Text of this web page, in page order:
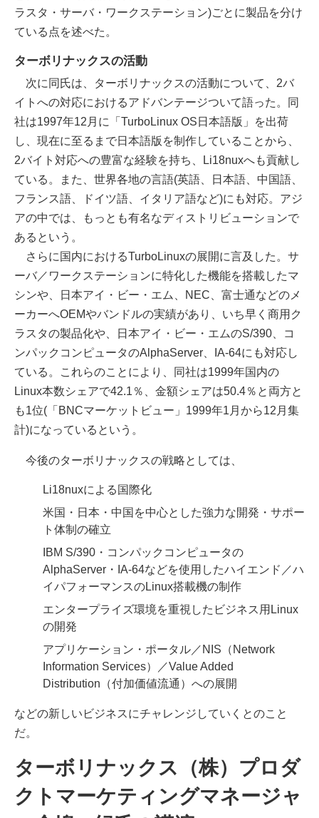
ラスタ・サーバ・ワークステーション)ごとに製品を分け
ている点を述べた。
ターボリナックスの活動
次に同氏は、ターボリナックスの活動について、2バ
イトへの対応におけるアドバンテージついて語った。同
社は1997年12月に「TurboLinux OS日本語版」を出荷
し、現在に至るまで日本語版を制作していることから、
2バイト対応への豊富な経験を持ち、Li18nuxへも貢献し
ている。また、世界各地の言語(英語、日本語、中国語、
フランス語、ドイツ語、イタリア語など)にも対応。アジ
アの中では、もっとも有名なディストリビューションで
あるという。
さらに国内におけるTurboLinuxの展開に言及した。サ
ーバ／ワークステーションに特化した機能を搭載したマ
シンや、日本アイ・ビー・エム、NEC、富士通などのメ
ーカーへOEMやバンドルの実績があり、いち早く商用ク
ラスタの製品化や、日本アイ・ビー・エムのS/390、コ
ンパックコンピュータのAlphaServer、IA-64にも対応し
ている。これらのことにより、同社は1999年国内の
Linux本数シェアで42.1％、金額シェアは50.4％と両方と
も1位(「BNCマーケットビュー」1999年1月から12月集
計)になっているという。
今後のターボリナックスの戦略としては、
Li18nuxによる国際化
米国・日本・中国を中心とした強力な開発・サポー
ト体制の確立
IBM S/390・コンパックコンピュータの
AlphaServer・IA-64などを使用したハイエンド／ハ
イパフォーマンスのLinux搭載機の制作
エンタープライズ環境を重視したビジネス用Linux
の開発
アプリケーション・ポータル／NIS（Network
Information Services）／Value Added
Distribution（付加価値流通）への展開
などの新しいビジネスにチャレンジしていくとのこと
だ。
ターボリナックス（株）プロダ
クトマーケティングマネージャ